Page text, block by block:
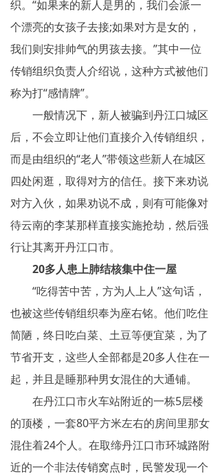
织。“如果来的新人是男的，我们会派一
个漂亮的女孩子去接;如果对方是女的，
我们则安排帅气的男孩去接。”其中一位
传销组织负责人介绍说，这种方式被他们
称为打“感情牌”。
一般情况下，新人被骗到丹江口城区
后，不会立即让他们直接介入传销组织，
而是由组织的“老人”带领这些新人在城区
四处闲逛，取得对方的信任。接下来劝说
对方入伙，如果劝说不成，则有可能像对
待云南的李某那样直接实施抢劫，然后强
行让其离开丹江口市。
20多人患上肺结核集中住一屋
“吃得苦中苦，方为人上人”这句话，
也被这些传销组织奉为座右铭。他们吃住
简陋，终日吃白菜、土豆等便宜菜，为了
节省开支，这些人全部都是20多人住在一
起，并且是睡那种男女混住的大通铺。
在丹江口市火车站附近的一栋5层楼
的顶楼，一套80平方米左右的房间里那女
混住着24个人。在取缔丹江口市环城路附
近的一个非法传销窝点时，民警发现一个